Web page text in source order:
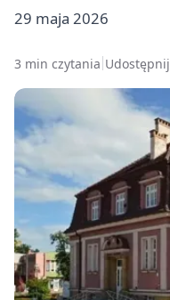
29 maja 2026
3 min czytania Udostępnij